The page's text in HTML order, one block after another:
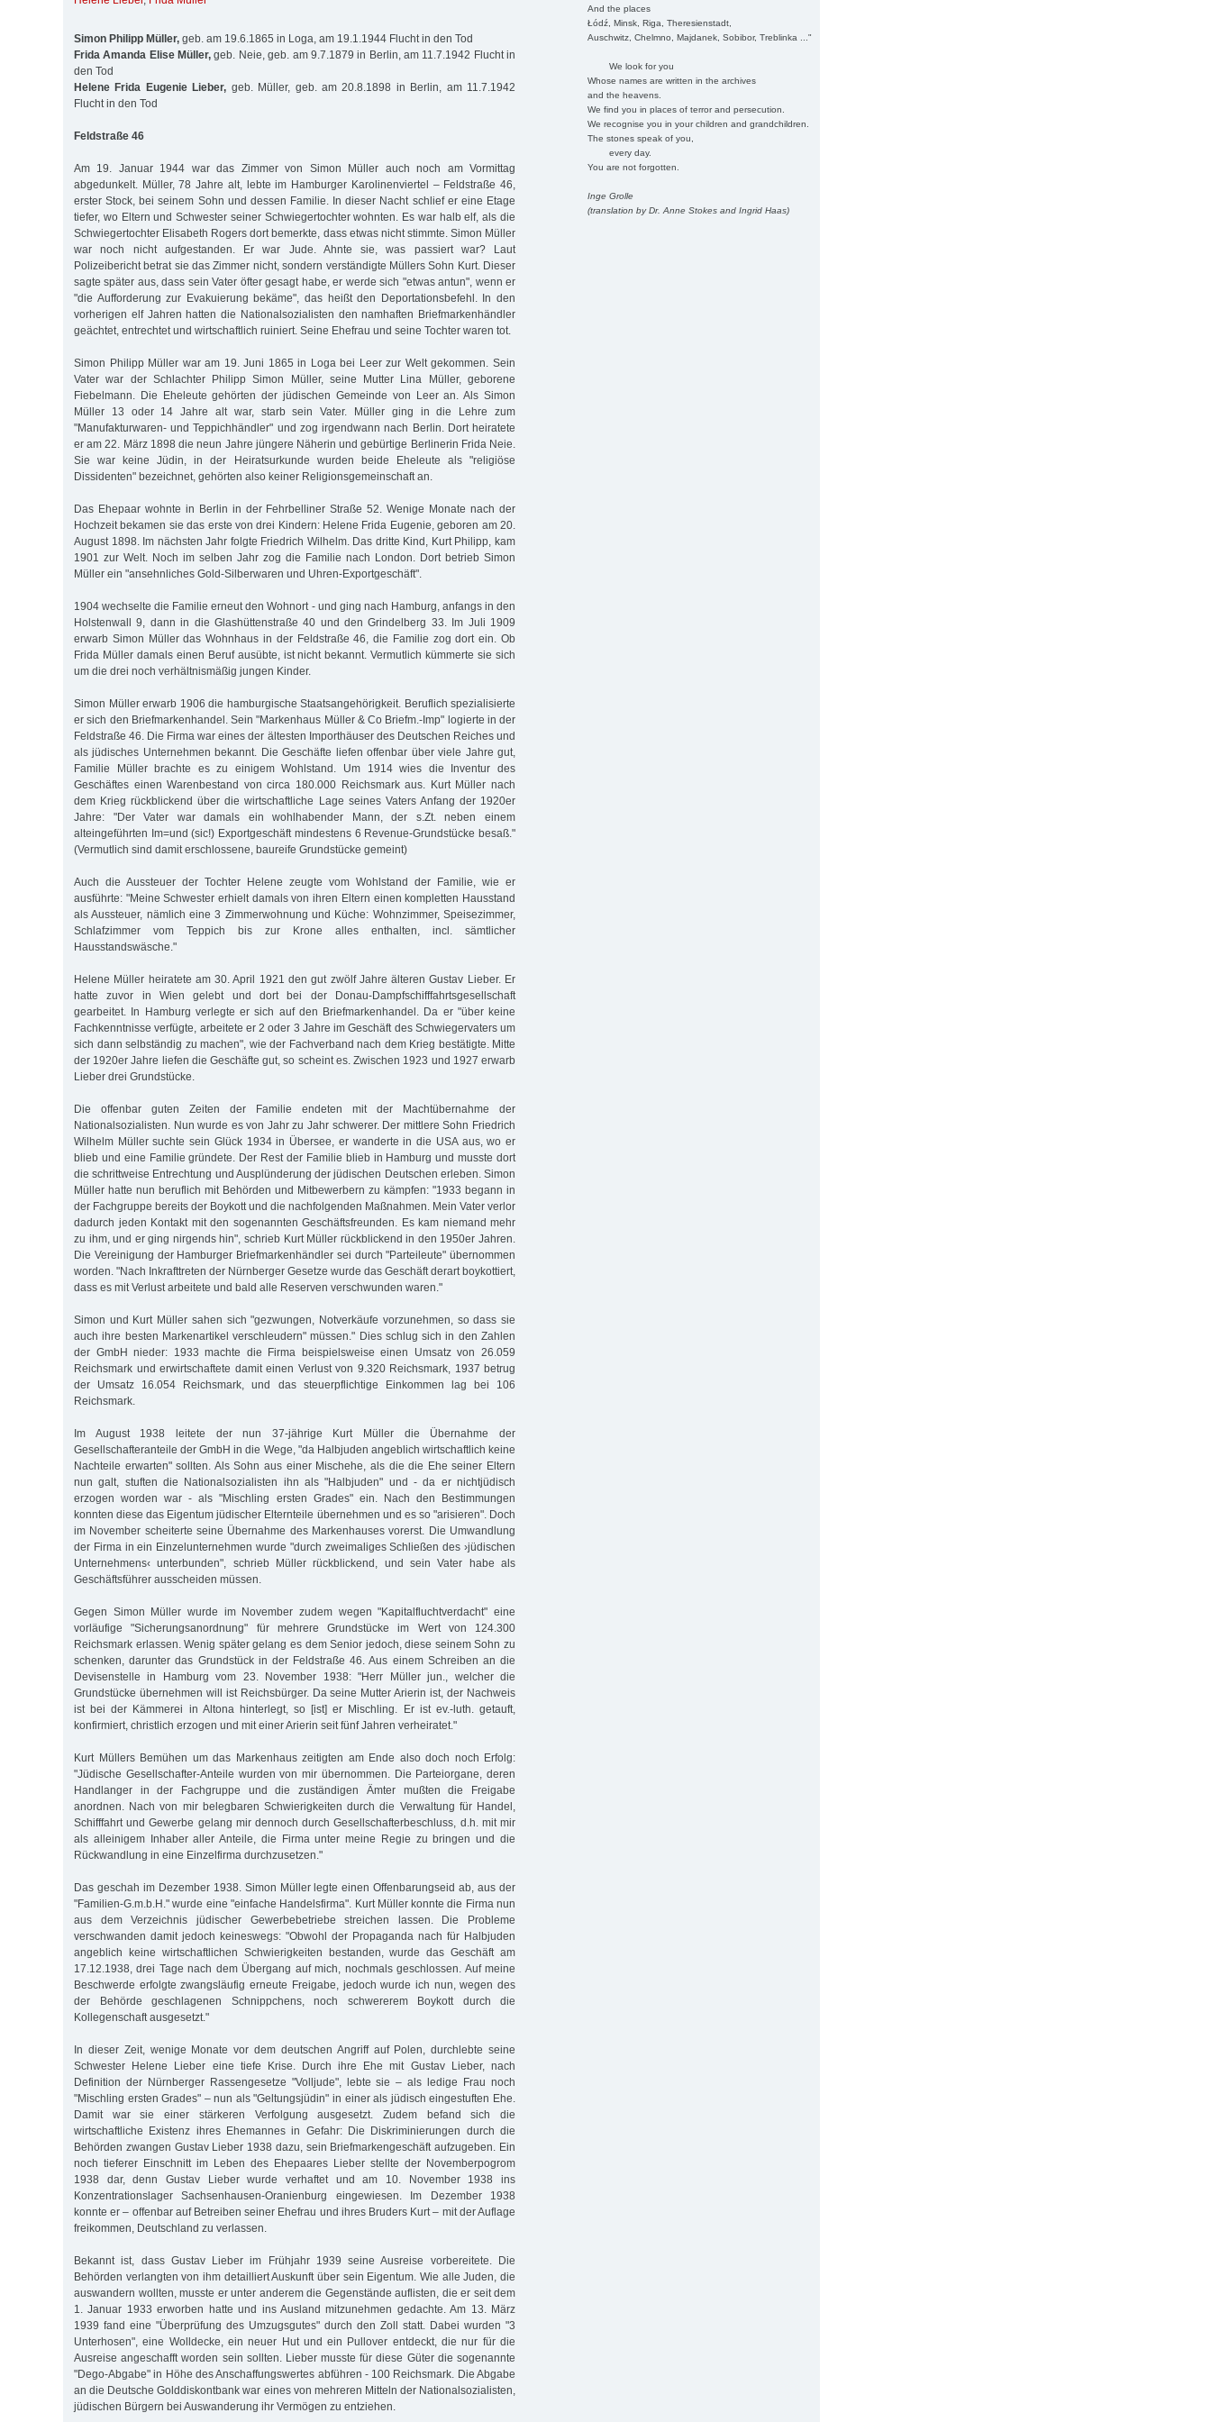
And the places
Łódź, Minsk, Riga, Theresienstadt,
Auschwitz, Chelmno, Majdanek, Sobibor, Treblinka ..."
We look for you
Whose names are written in the archives
and the heavens.
We find you in places of terror and persecution.
We recognise you in your children and grandchildren.
The stones speak of you,
every day.
You are not forgotten.
Inge Grolle
(translation by Dr. Anne Stokes and Ingrid Haas)
Simon Philipp Müller, geb. am 19.6.1865 in Loga, am 19.1.1944 Flucht in den Tod
Frida Amanda Elise Müller, geb. Neie, geb. am 9.7.1879 in Berlin, am 11.7.1942 Flucht in
den Tod
Helene Frida Eugenie Lieber, geb. Müller, geb. am 20.8.1898 in Berlin, am 11.7.1942
Flucht in den Tod
Feldstraße 46
Am 19. Januar 1944 war das Zimmer von Simon Müller auch noch am Vormittag
abgedunkelt. Müller, 78 Jahre alt, lebte im Hamburger Karolinenviertel – Feldstraße 46,
erster Stock, bei seinem Sohn und dessen Familie. In dieser Nacht schlief er eine Etage
tiefer, wo Eltern und Schwester seiner Schwiegertochter wohnten. Es war halb elf, als die
Schwiegertochter Elisabeth Rogers dort bemerkte, dass etwas nicht stimmte. Simon Müller
war noch nicht aufgestanden. Er war Jude. Ahnte sie, was passiert war? Laut
Polizeibericht betrat sie das Zimmer nicht, sondern verständigte Müllers Sohn Kurt. Dieser
sagte später aus, dass sein Vater öfter gesagt habe, er werde sich "etwas antun", wenn er
"die Aufforderung zur Evakuierung bekäme", das heißt den Deportationsbefehl. In den
vorherigen elf Jahren hatten die Nationalsozialisten den namhaften Briefmarkenhändler
geächtet, entrechtet und wirtschaftlich ruiniert. Seine Ehefrau und seine Tochter waren tot.
Simon Philipp Müller war am 19. Juni 1865 in Loga bei Leer zur Welt gekommen. Sein
Vater war der Schlachter Philipp Simon Müller, seine Mutter Lina Müller, geborene
Fiebelmann. Die Eheleute gehörten der jüdischen Gemeinde von Leer an. Als Simon
Müller 13 oder 14 Jahre alt war, starb sein Vater. Müller ging in die Lehre zum
"Manufakturwaren- und Teppichhändler" und zog irgendwann nach Berlin. Dort heiratete
er am 22. März 1898 die neun Jahre jüngere Näherin und gebürtige Berlinerin Frida Neie.
Sie war keine Jüdin, in der Heiratsurkunde wurden beide Eheleute als "religiöse
Dissidenten" bezeichnet, gehörten also keiner Religionsgemeinschaft an.
Das Ehepaar wohnte in Berlin in der Fehrbelliner Straße 52. Wenige Monate nach der
Hochzeit bekamen sie das erste von drei Kindern: Helene Frida Eugenie, geboren am 20.
August 1898. Im nächsten Jahr folgte Friedrich Wilhelm. Das dritte Kind, Kurt Philipp, kam
1901 zur Welt. Noch im selben Jahr zog die Familie nach London. Dort betrieb Simon
Müller ein "ansehnliches Gold-Silberwaren und Uhren-Exportgeschäft".
1904 wechselte die Familie erneut den Wohnort - und ging nach Hamburg, anfangs in den
Holstenwall 9, dann in die Glashüttenstraße 40 und den Grindelberg 33. Im Juli 1909
erwarb Simon Müller das Wohnhaus in der Feldstraße 46, die Familie zog dort ein. Ob
Frida Müller damals einen Beruf ausübte, ist nicht bekannt. Vermutlich kümmerte sie sich
um die drei noch verhältnismäßig jungen Kinder.
Simon Müller erwarb 1906 die hamburgische Staatsangehörigkeit. Beruflich spezialisierte
er sich den Briefmarkenhandel. Sein "Markenhaus Müller & Co Briefm.-Imp" logierte in der
Feldstraße 46. Die Firma war eines der ältesten Importhäuser des Deutschen Reiches und
als jüdisches Unternehmen bekannt. Die Geschäfte liefen offenbar über viele Jahre gut,
Familie Müller brachte es zu einigem Wohlstand. Um 1914 wies die Inventur des
Geschäftes einen Warenbestand von circa 180.000 Reichsmark aus. Kurt Müller nach
dem Krieg rückblickend über die wirtschaftliche Lage seines Vaters Anfang der 1920er
Jahre: "Der Vater war damals ein wohlhabender Mann, der s.Zt. neben einem
alteingeführten Im=und (sic!) Exportgeschäft mindestens 6 Revenue-Grundstücke besaß."
(Vermutlich sind damit erschlossene, baureife Grundstücke gemeint)
Auch die Aussteuer der Tochter Helene zeugte vom Wohlstand der Familie, wie er
ausführte: "Meine Schwester erhielt damals von ihren Eltern einen kompletten Hausstand
als Aussteuer, nämlich eine 3 Zimmerwohnung und Küche: Wohnzimmer, Speisezimmer,
Schlafzimmer vom Teppich bis zur Krone alles enthalten, incl. sämtlicher
Hausstandswäsche."
Helene Müller heiratete am 30. April 1921 den gut zwölf Jahre älteren Gustav Lieber. Er
hatte zuvor in Wien gelebt und dort bei der Donau-Dampfschifffahrtsgesellschaft
gearbeitet. In Hamburg verlegte er sich auf den Briefmarkenhandel. Da er "über keine
Fachkenntnisse verfügte, arbeitete er 2 oder 3 Jahre im Geschäft des Schwiegervaters um
sich dann selbständig zu machen", wie der Fachverband nach dem Krieg bestätigte. Mitte
der 1920er Jahre liefen die Geschäfte gut, so scheint es. Zwischen 1923 und 1927 erwarb
Lieber drei Grundstücke.
Die offenbar guten Zeiten der Familie endeten mit der Machtübernahme der
Nationalsozialisten. Nun wurde es von Jahr zu Jahr schwerer. Der mittlere Sohn Friedrich
Wilhelm Müller suchte sein Glück 1934 in Übersee, er wanderte in die USA aus, wo er
blieb und eine Familie gründete. Der Rest der Familie blieb in Hamburg und musste dort
die schrittweise Entrechtung und Ausplünderung der jüdischen Deutschen erleben. Simon
Müller hatte nun beruflich mit Behörden und Mitbewerbern zu kämpfen: "1933 begann in
der Fachgruppe bereits der Boykott und die nachfolgenden Maßnahmen. Mein Vater verlor
dadurch jeden Kontakt mit den sogenannten Geschäftsfreunden. Es kam niemand mehr
zu ihm, und er ging nirgends hin", schrieb Kurt Müller rückblickend in den 1950er Jahren.
Die Vereinigung der Hamburger Briefmarkenhändler sei durch "Parteileute" übernommen
worden. "Nach Inkrafttreten der Nürnberger Gesetze wurde das Geschäft derart boykottiert,
dass es mit Verlust arbeitete und bald alle Reserven verschwunden waren."
Simon und Kurt Müller sahen sich "gezwungen, Notverkäufe vorzunehmen, so dass sie
auch ihre besten Markenartikel verschleudern" müssen." Dies schlug sich in den Zahlen
der GmbH nieder: 1933 machte die Firma beispielsweise einen Umsatz von 26.059
Reichsmark und erwirtschaftete damit einen Verlust von 9.320 Reichsmark, 1937 betrug
der Umsatz 16.054 Reichsmark, und das steuerpflichtige Einkommen lag bei 106
Reichsmark.
Im August 1938 leitete der nun 37-jährige Kurt Müller die Übernahme der
Gesellschafteranteile der GmbH in die Wege, "da Halbjuden angeblich wirtschaftlich keine
Nachteile erwarten" sollten. Als Sohn aus einer Mischehe, als die die Ehe seiner Eltern
nun galt, stuften die Nationalsozialisten ihn als "Halbjuden" und - da er nichtjüdisch
erzogen worden war - als "Mischling ersten Grades" ein. Nach den Bestimmungen
konnten diese das Eigentum jüdischer Elternteile übernehmen und es so "arisieren". Doch
im November scheiterte seine Übernahme des Markenhauses vorerst. Die Umwandlung
der Firma in ein Einzelunternehmen wurde "durch zweimaliges Schließen des ›jüdischen
Unternehmens‹ unterbunden", schrieb Müller rückblickend, und sein Vater habe als
Geschäftsführer ausscheiden müssen.
Gegen Simon Müller wurde im November zudem wegen "Kapitalfluchtverdacht" eine
vorläufige "Sicherungsanordnung" für mehrere Grundstücke im Wert von 124.300
Reichsmark erlassen. Wenig später gelang es dem Senior jedoch, diese seinem Sohn zu
schenken, darunter das Grundstück in der Feldstraße 46. Aus einem Schreiben an die
Devisenstelle in Hamburg vom 23. November 1938: "Herr Müller jun., welcher die
Grundstücke übernehmen will ist Reichsbürger. Da seine Mutter Arierin ist, der Nachweis
ist bei der Kämmerei in Altona hinterlegt, so [ist] er Mischling. Er ist ev.-luth. getauft,
konfirmiert, christlich erzogen und mit einer Arierin seit fünf Jahren verheiratet."
Kurt Müllers Bemühen um das Markenhaus zeitigten am Ende also doch noch Erfolg:
"Jüdische Gesellschafter-Anteile wurden von mir übernommen. Die Parteiorgane, deren
Handlanger in der Fachgruppe und die zuständigen Ämter mußten die Freigabe
anordnen. Nach von mir belegbaren Schwierigkeiten durch die Verwaltung für Handel,
Schifffahrt und Gewerbe gelang mir dennoch durch Gesellschafterbeschluss, d.h. mit mir
als alleinigem Inhaber aller Anteile, die Firma unter meine Regie zu bringen und die
Rückwandlung in eine Einzelfirma durchzusetzen."
Das geschah im Dezember 1938. Simon Müller legte einen Offenbarungseid ab, aus der
"Familien-G.m.b.H." wurde eine "einfache Handelsfirma". Kurt Müller konnte die Firma nun
aus dem Verzeichnis jüdischer Gewerbebetriebe streichen lassen. Die Probleme
verschwanden damit jedoch keineswegs: "Obwohl der Propaganda nach für Halbjuden
angeblich keine wirtschaftlichen Schwierigkeiten bestanden, wurde das Geschäft am
17.12.1938, drei Tage nach dem Übergang auf mich, nochmals geschlossen. Auf meine
Beschwerde erfolgte zwangsläufig erneute Freigabe, jedoch wurde ich nun, wegen des
der Behörde geschlagenen Schnippchens, noch schwererem Boykott durch die
Kollegenschaft ausgesetzt."
In dieser Zeit, wenige Monate vor dem deutschen Angriff auf Polen, durchlebte seine
Schwester Helene Lieber eine tiefe Krise. Durch ihre Ehe mit Gustav Lieber, nach
Definition der Nürnberger Rassengesetze "Volljude", lebte sie – als ledige Frau noch
"Mischling ersten Grades" – nun als "Geltungsjüdin" in einer als jüdisch eingestuften Ehe.
Damit war sie einer stärkeren Verfolgung ausgesetzt. Zudem befand sich die
wirtschaftliche Existenz ihres Ehemannes in Gefahr: Die Diskriminierungen durch die
Behörden zwangen Gustav Lieber 1938 dazu, sein Briefmarkengeschäft aufzugeben. Ein
noch tieferer Einschnitt im Leben des Ehepaares Lieber stellte der Novemberpogrom
1938 dar, denn Gustav Lieber wurde verhaftet und am 10. November 1938 ins
Konzentrationslager Sachsenhausen-Oranienburg eingewiesen. Im Dezember 1938
konnte er – offenbar auf Betreiben seiner Ehefrau und ihres Bruders Kurt – mit der Auflage
freikommen, Deutschland zu verlassen.
Bekannt ist, dass Gustav Lieber im Frühjahr 1939 seine Ausreise vorbereitete. Die
Behörden verlangten von ihm detailliert Auskunft über sein Eigentum. Wie alle Juden, die
auswandern wollten, musste er unter anderem die Gegenstände auflisten, die er seit dem
1. Januar 1933 erworben hatte und ins Ausland mitzunehmen gedachte. Am 13. März
1939 fand eine "Überprüfung des Umzugsgutes" durch den Zoll statt. Dabei wurden "3
Unterhosen", eine Wolldecke, ein neuer Hut und ein Pullover entdeckt, die nur für die
Ausreise angeschafft worden sein sollten. Lieber musste für diese Güter die sogenannte
"Dego-Abgabe" in Höhe des Anschaffungswertes abführen - 100 Reichsmark. Die Abgabe
an die Deutsche Golddiskontbank war eines von mehreren Mitteln der Nationalsozialisten,
jüdischen Bürgern bei Auswanderung ihr Vermögen zu entziehen.